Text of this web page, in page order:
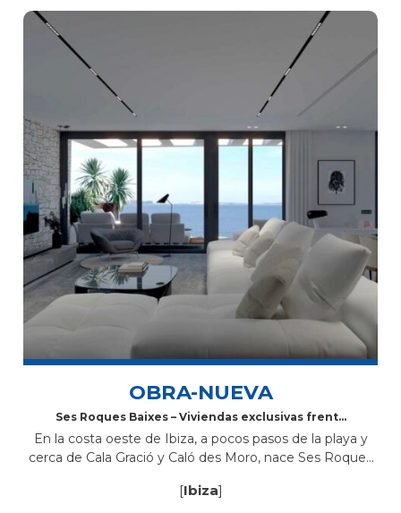
OBRA-NUEVA
Ses Roques Baixes – Viviendas exclusivas frente
En la costa oeste de Ibiza, a pocos pasos de la playa y
cerca de Cala Gració y Caló des Moro, nace Ses Roques
ibicenco,...
[Ibiza]